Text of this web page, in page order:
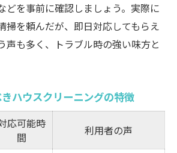
どを事前に確認しましょう。実際に
掃を頼んだが、即日対応してもらえ
声も多く、トラブル時の強い味方と
ハウスクリーニングの特徴
応可能時
間
利用者の声